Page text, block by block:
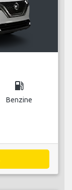
local_gas_station
Benzine